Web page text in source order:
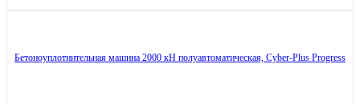
Бетоноуплотнительная машина 2000 кН полуавтоматическая, Cyber-Plus Progress